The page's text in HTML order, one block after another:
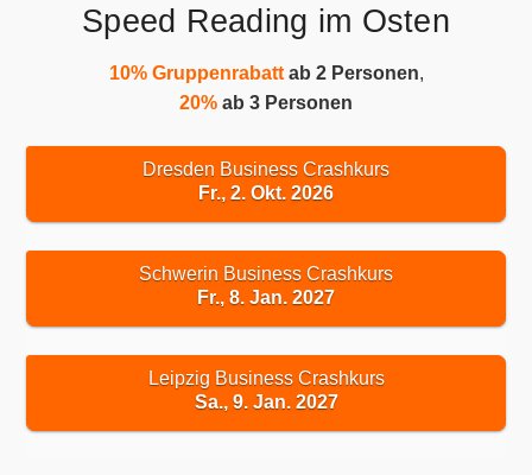
Speed Reading im Osten
10% Gruppenrabattab 2 Personen,
20% ab 3 Personen
Dresden Business Crashkurs
Fr., 2. Okt. 2026
Schwerin Business Crashkurs
Fr., 8. Jan. 2027
Leipzig Business Crashkurs
Sa., 9. Jan. 2027